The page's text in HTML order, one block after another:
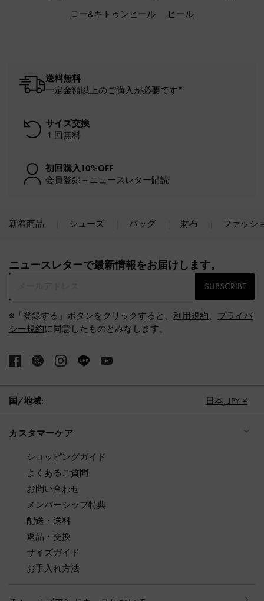
ロー&キトゥンヒール
ヒール
送料無料
一定金額以上のご購入が必要です*
サイズ交換
１回無料
初回購入10%OFF
会員登録＋ニュースレター購読
新着商品 シューズ バッグ 財布 ファッシ
ニュースレターで最新情報をお届けします。​
SUBSCRIBE
※「登録する」ボタンをクリックすると、 利用規約、 プライバ
シー規約に同意したものとみなします。
国/地域: 日本, JPY ¥
カスタマーケア
ショッピングガイド
よくあるご質問
お問い合わせ
メンバーシップ特典
配送・送料
返品・交換
サイズガイド
お手入れ方法